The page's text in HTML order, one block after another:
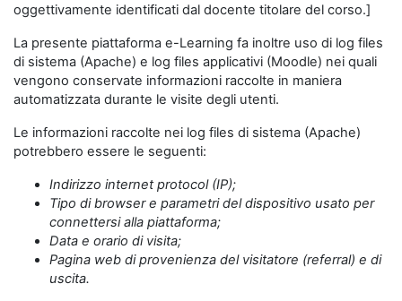
oggettivamente identificati dal docente titolare del corso.]
La presente piattaforma e-Learning fa inoltre uso di log files
di sistema (Apache) e log files applicativi (Moodle) nei quali
vengono conservate informazioni raccolte in maniera
automatizzata durante le visite degli utenti.
Le informazioni raccolte nei log files di sistema (Apache)
potrebbero essere le seguenti:
Indirizzo internet protocol (IP);
Tipo di browser e parametri del dispositivo usato per
connettersi alla piattaforma;
Data e orario di visita;
Pagina web di provenienza del visitatore (referral) e di
uscita.